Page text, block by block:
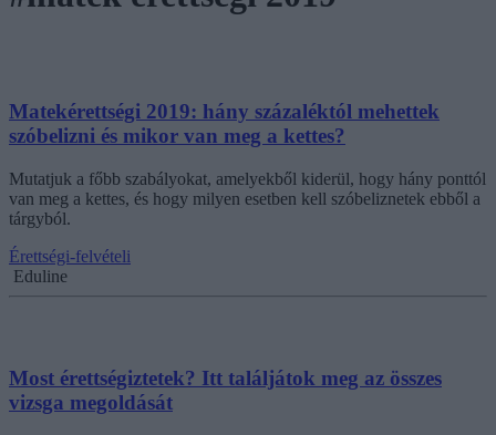
Matekérettségi 2019: hány százaléktól mehettek
szóbelizni és mikor van meg a kettes?
Mutatjuk a főbb szabályokat, amelyekből kiderül, hogy hány ponttól
van meg a kettes, és hogy milyen esetben kell szóbeliznetek ebből a
tárgyból.
Érettségi-felvételi
Eduline
Most érettségiztetek? Itt találjátok meg az összes
vizsga megoldását